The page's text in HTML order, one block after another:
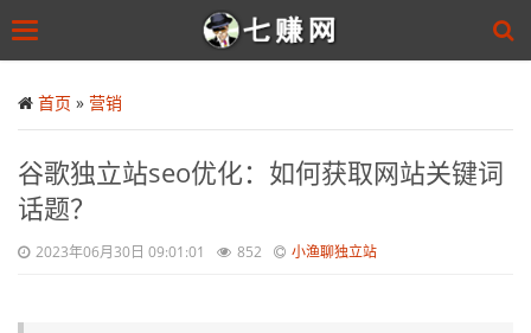
to
main
Toggle
首页 » 营销
谷歌独立站seo优化：如何获取网站关键词
话题？
2023年06月30日 09:01:01 852 小渔聊独立站